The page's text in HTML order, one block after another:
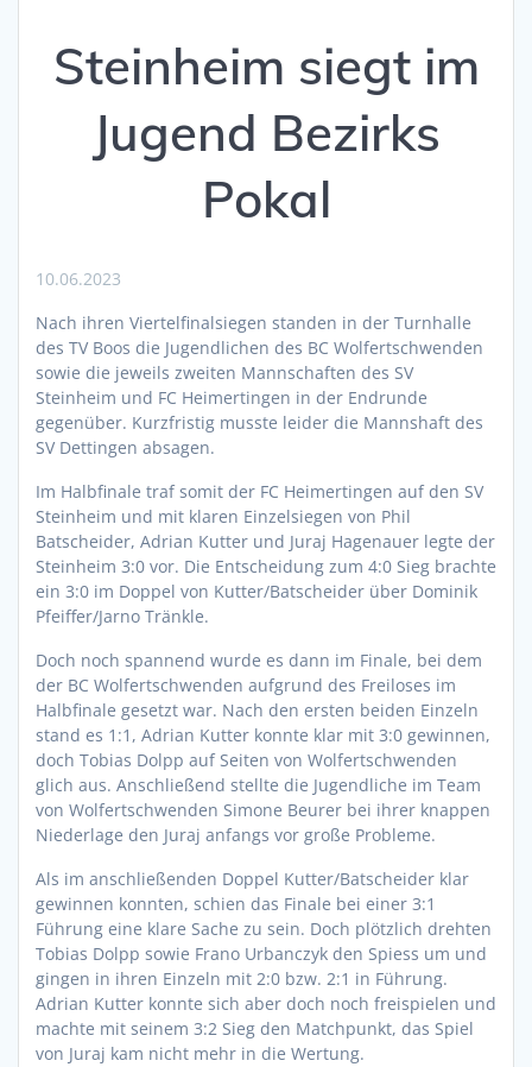
Steinheim siegt im
Jugend Bezirks
Pokal
10.06.2023
Nach ihren Viertelfinalsiegen standen in der Turnhalle
des TV Boos die Jugendlichen des BC Wolfertschwenden
sowie die jeweils zweiten Mannschaften des SV
Steinheim und FC Heimertingen in der Endrunde
gegenüber. Kurzfristig musste leider die Mannshaft des
SV Dettingen absagen.
Im Halbfinale traf somit der FC Heimertingen auf den SV
Steinheim und mit klaren Einzelsiegen von Phil
Batscheider, Adrian Kutter und Juraj Hagenauer legte der
Steinheim 3:0 vor. Die Entscheidung zum 4:0 Sieg brachte
ein 3:0 im Doppel von Kutter/Batscheider über Dominik
Pfeiffer/Jarno Tränkle.
Doch noch spannend wurde es dann im Finale, bei dem
der BC Wolfertschwenden aufgrund des Freiloses im
Halbfinale gesetzt war. Nach den ersten beiden Einzeln
stand es 1:1, Adrian Kutter konnte klar mit 3:0 gewinnen,
doch Tobias Dolpp auf Seiten von Wolfertschwenden
glich aus. Anschließend stellte die Jugendliche im Team
von Wolfertschwenden Simone Beurer bei ihrer knappen
Niederlage den Juraj anfangs vor große Probleme.
Als im anschließenden Doppel Kutter/Batscheider klar
gewinnen konnten, schien das Finale bei einer 3:1
Führung eine klare Sache zu sein. Doch plötzlich drehten
Tobias Dolpp sowie Frano Urbanczyk den Spiess um und
gingen in ihren Einzeln mit 2:0 bzw. 2:1 in Führung.
Adrian Kutter konnte sich aber doch noch freispielen und
machte mit seinem 3:2 Sieg den Matchpunkt, das Spiel
von Juraj kam nicht mehr in die Wertung.